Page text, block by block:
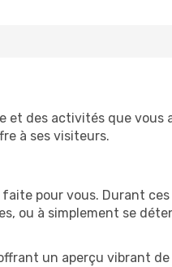
et des activités que
à ses visiteurs.
pour vous. Durant
ou à simplement se
un aperçu vibrant